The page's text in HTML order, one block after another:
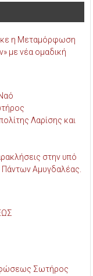
η Μεταμόρφωση
με νέα ομαδική
Λαρίσης και
στην υπό
Αμυγδαλέας.
Σωτήρος